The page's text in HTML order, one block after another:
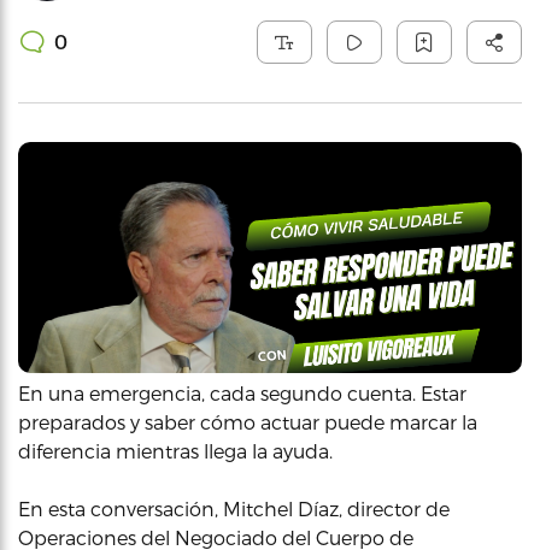
0
En una emergencia, cada segundo cuenta. Estar
preparados y saber cómo actuar puede marcar la
diferencia mientras llega la ayuda.
En esta conversación, Mitchel Díaz, director de
Operaciones del Negociado del Cuerpo de